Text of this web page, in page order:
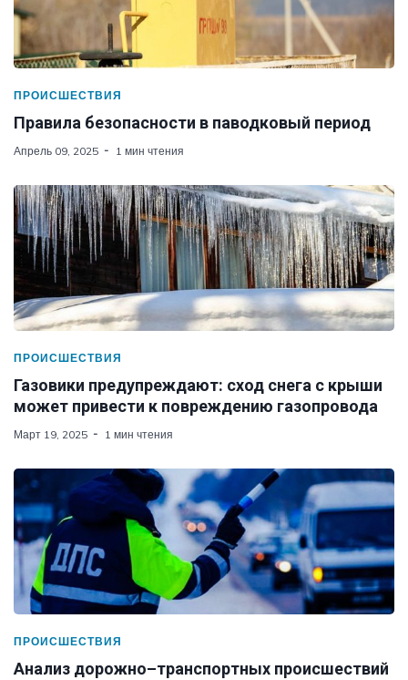
ПРОИСШЕСТВИЯ
Правила безопасности в паводковый период
Апрель 09, 2025 1 мин чтения
ПРОИСШЕСТВИЯ
Газовики предупреждают: сход снега с крыши
может привести к повреждению газопровода
Март 19, 2025 1 мин чтения
ПРОИСШЕСТВИЯ
Анализ дорожно–транспортных происшествий